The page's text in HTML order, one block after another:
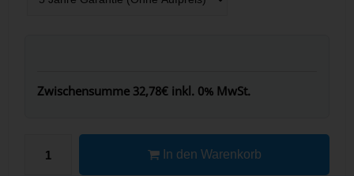
Zwischensumme 32,78€ inkl. 0% MwSt.
In den Warenkorb